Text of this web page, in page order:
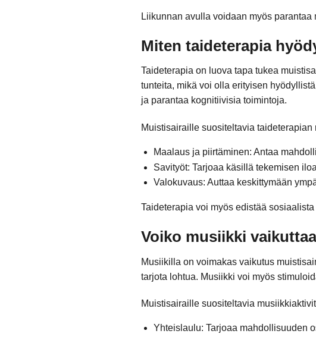
Liikunnan avulla voidaan myös
Miten taideterapia
Taideterapia on luova tapa tukea
tunteita, mikä voi olla erityisen
ja parantaa kognitiivisia toimintoja.
Muistisairaille suositeltavia taideterapian
Maalaus ja piirtäminen: Antaa
Savityöt: Tarjoaa käsillä tekemisen
Valokuvaus: Auttaa keskittymään
Taideterapia voi myös edistää
Voiko musiikki
Musiikilla on voimakas vaikutus
tarjota lohtua. Musiikki voi myös
Muistisairaille suositeltavia
Yhteislaulu: Tarjoaa mahdollisuuden